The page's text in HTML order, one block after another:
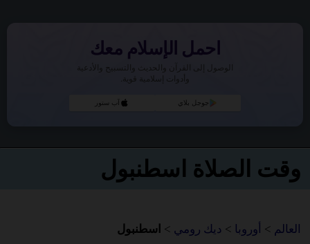
احمل الإسلام معك
الوصول إلى القرآن والحديث والتسبيح والأدعية
وأدوات إسلامية قوية.
جوجل بلاي آب ستور
وقت الصلاة اسطنبول
العالم > أوروبا > ديك رومي> اسطنبول